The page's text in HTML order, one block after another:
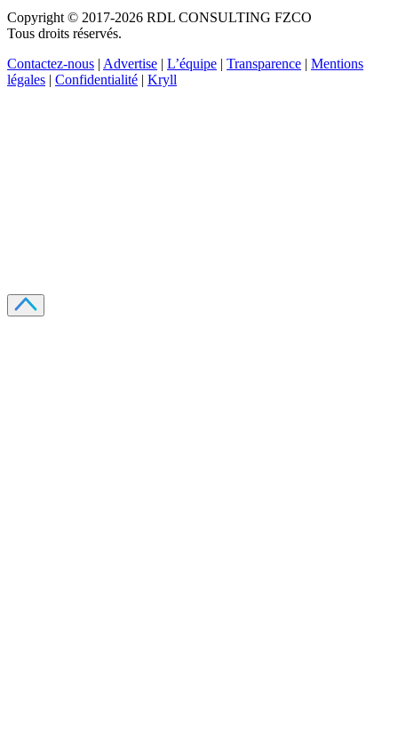
Copyright © 2017-2026 RDL CONSULTING FZCO
Tous droits réservés.
Contactez-nous | Advertise | L’équipe | Transparence | Mentions
légales | Confidentialité | Kryll